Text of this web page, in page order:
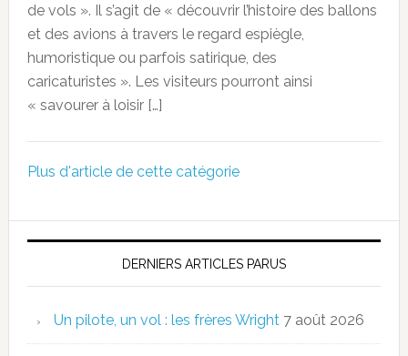
de vols ». Il s’agit de « découvrir l’histoire des ballons
et des avions à travers le regard espiègle,
humoristique ou parfois satirique, des
caricaturistes ». Les visiteurs pourront ainsi
« savourer à loisir […]
Plus d'article de cette catégorie
DERNIERS ARTICLES PARUS
Un pilote, un vol : les frères Wright 7 août 2026